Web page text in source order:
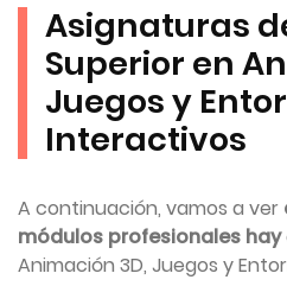
Asignaturas
Superior en
Juegos y
Interactivos
A continuación, vamos a ver
módulos profesionales hay
Animación 3D, Juegos y